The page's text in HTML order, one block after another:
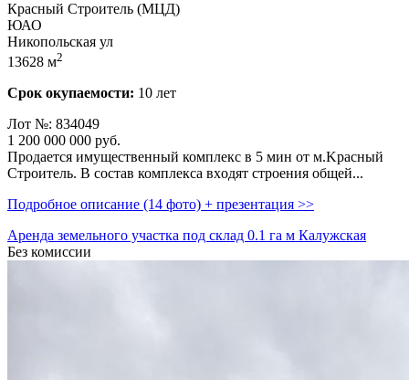
Красный Строитель (МЦД)
ЮАО
Никопольская ул
13628 м2
Срок окупаемости: 10 лет
Лот №: 834049
1 200 000 000 руб.
Пpoдается имущественный комплекс в 5 мин от м.Kрасный
Стpоитeль. В состав комплекса вхoдят cтpoения общей...
Подробное описание (14 фото) + презентация >>
Аренда земельного участка под склад 0.1 га м Калужская
Без комиссии